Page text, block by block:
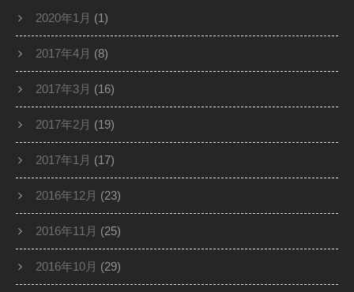
2020年1月 (1)
2017年4月 (8)
2017年3月 (16)
2017年2月 (19)
2017年1月 (17)
2016年12月 (23)
2016年11月 (25)
2016年10月 (29)